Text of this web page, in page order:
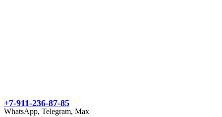
+7-911-236-87-85
WhatsApp, Telegram, Max